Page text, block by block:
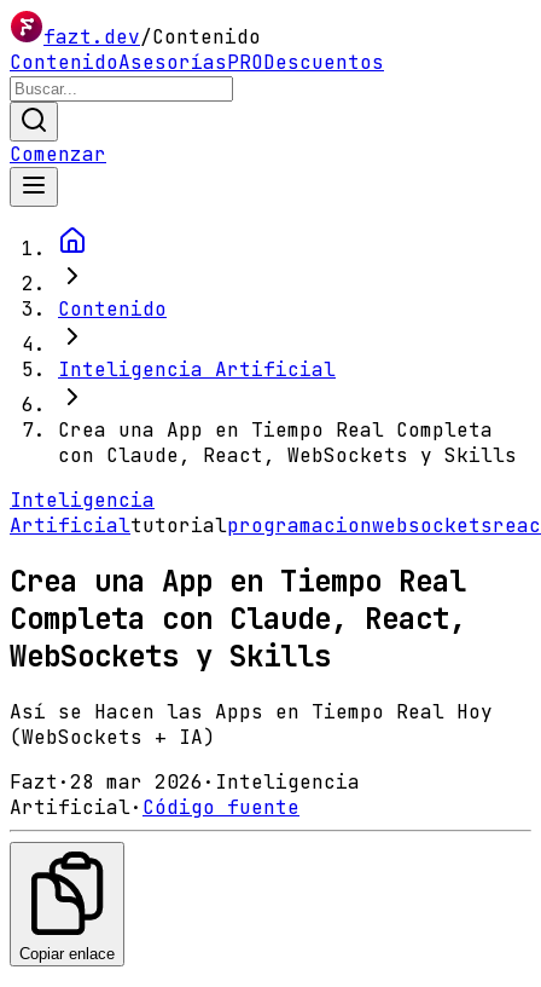
fazt.dev/Contenido
ContenidoAsesoríasPRODescuentos
Comenzar
Contenido
Inteligencia Artificial
Crea una App en Tiempo Real Completa
con Claude, React, WebSockets y Skills
Inteligencia
Artificialtutorialprogramacionwebsockets
Crea una App en Tiempo Real
Completa con Claude, React,
WebSockets y Skills
Así se Hacen las Apps en Tiempo Real Hoy
(WebSockets + IA)
Fazt ·28 mar 2026· Inteligencia
Artificial· Código fuente
Copiar enlace